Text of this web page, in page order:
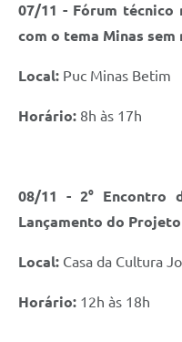
07/11 - Fórum técnico
com o tema Minas sem
Local: Puc Minas Betim
Horário: 8h às 17h
08/11 - 2° Encontro
Lançamento do
Local: Casa da Cultura
Horário: 12h às 18h